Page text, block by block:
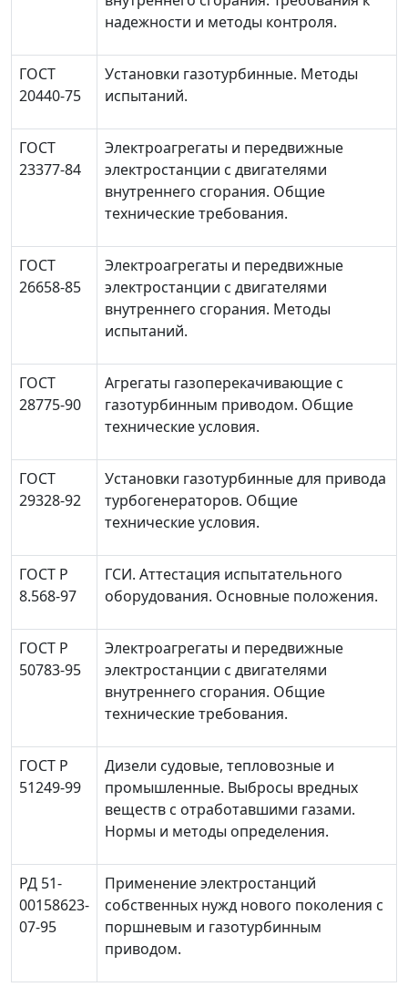
надежности и методы контроля.
ГОСТ
20440-75
Установки газотурбинные. Методы
испытаний.
ГОСТ
23377-84
Электроагрегаты и передвижные
электростанции с двигателями
внутреннего сгорания. Общие
технические требования.
ГОСТ
26658-85
Электроагрегаты и передвижные
электростанции с двигателями
внутреннего сгорания. Методы
испытаний.
ГОСТ
28775-90
Агрегаты газоперекачивающие с
газотурбинным приводом. Общие
технические условия.
ГОСТ
29328-92
Установки газотурбинные для привода
турбогенераторов. Общие
технические условия.
ГОСТ Р
8.568-97
ГСИ. Аттестация испытательного
оборудования. Основные положения.
ГОСТ Р
50783-95
Электроагрегаты и передвижные
электростанции с двигателями
внутреннего сгорания. Общие
технические требования.
ГОСТ Р
51249-99
Дизели судовые, тепловозные и
промышленные. Выбросы вредных
веществ с отработавшими газами.
Нормы и методы определения.
РД 51-
00158623-
07-95
Применение электростанций
собственных нужд нового поколения с
поршневым и газотурбинным
приводом.